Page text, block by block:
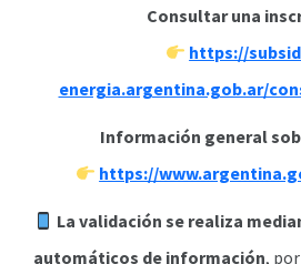
Consultar una
https://
energia.argentina.gob.ar/
Información general
https://
La validación se realiza
automáticos de información,